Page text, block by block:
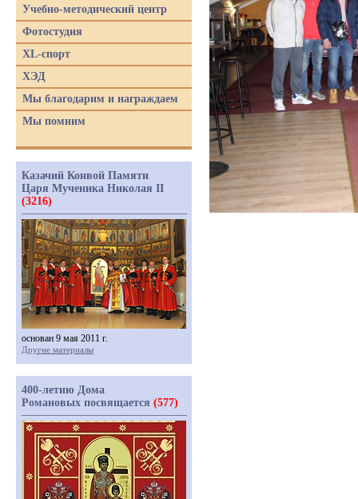
Учебно-методический центр
Фотостудия
XL-спорт
ХЭД
Мы благодарим и награждаем
Мы помним
Казачий Конвой Памяти
Царя Мученика Николая II
(3216)
основан 9 мая 2011 г.
Другие материалы
400-летию Дома
Романовых посвящается (577)